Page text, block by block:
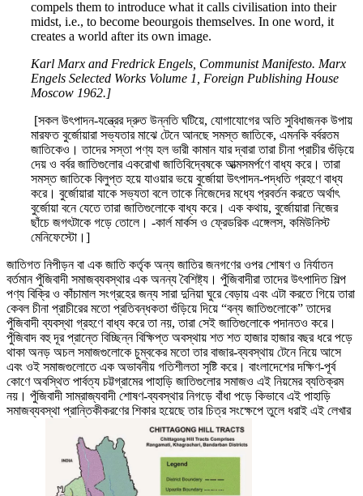
compels them to introduce what it calls civilisation into their
midst, i.e., to become beourgois themselves. In one word, it
creates a world after its own image.
Karl Marx and Fredrick Engels, Communist Manifesto. Marx
Engels Selected Works Volume 1, Foreign Publishing House
Moscow 1962.]
[সকল উৎপাদন-যন্ত্রের দ্রুত উন্নতি ঘটিয়ে, যোগাযোগের অতি সুবিধাজনক উপায়
মারফত বুর্জোয়ারা সভ্যতার মাঝে টেনে আনছে সমস্ত জাতিকে, এমনকি বর্বরতম
জাতিকেও। তাদের সস্তা পণ্য হল ভারী কামান যার দ্বারা তারা চীনা প্রাচীর গুঁড়িয়ে
দেয় ও বর্বর জাতিগুলোর একরোখা জাতিবিদ্বেষকে আত্মসমর্পণে বাধ্য করে। তারা
সমস্ত জাতিকে বিলুপ্ত হয়ে যাওয়ার ভয়ে বুর্জোয়া উৎপাদন-পদ্ধতি গ্রহণে বাধ্য
করে। বুর্জোয়ারা যাকে সভ্যতা বলে তাকে নিজেদের মধ্যে প্রবর্তন করতে অর্থাৎ
বুর্জোয়া বনে যেতে তারা জাতিগুলোকে বাধ্য করে। এক কথায়, বুর্জোয়ারা নিজের
ছাঁচে জগৎটাকে গড়ে তোলে। -কার্ল মার্কস ও ফ্রেডরিক এঙ্গেলস, কমিউনিস্ট
মেনিফেস্টো।]
জাতিগত নিপীড়ন বা এক জাতি কর্তৃক অন্য জাতির জনগণের ওপর শোষণ ও নির্যাতন
বর্তমান পুঁজিবাদী সমাজব্যবস্থার এক অনন্য বৈশিষ্ট্য। পুঁজিবাদীরা তাদের উৎপাদিত শিল্প
পণ্য বিক্রি ও কাঁচামাল সংগ্রহের জন্য সারা দুনিয়া ঘুরে বেড়ায় এবং এটা করতে গিয়ে তারা
কেবল চীনা প্রাচীরের মতো প্রতিবন্ধকতা গুঁড়িয়ে দিয়ে “বন্য জাতিগুলোকে” তাদের
পুঁজিবাদী ব্যবস্থা গ্রহণে বাধ্য করে তা নয়, তারা সেই জাতিগুলোকে পদানতও করে।
পুঁজিবাদ বহু দূর প্রান্তে বিচ্ছিন্ন বিক্ষিপ্ত অবস্থায় শত শত হাজার হাজার বছর ধরে পড়ে
থাকা অনড় অচল সমাজগুলোকে চুম্বকের মতো তার বাজার-ব্যবস্থায় টেনে নিয়ে আসে
এবং ওই সমাজগুলোতে এক অভাবনীয় গতিশীলতা সৃষ্টি করে। বাংলাদেশের দক্ষিণ-পূর্ব
কোণে অবস্থিত পার্বত্য চট্টগ্রামের পাহাড়ি জাতিগুলোর সমাজও এই নিয়মের ব্যতিক্রম
নয়। পুঁজিবাদী সাম্রাজ্যবাদী শোষণ-ব্যবস্থার নিগড়ে বাঁধা পড়ে কিভাবে এই পাহাড়ি
সমাজব্যবস্থা প্রান্তিকীকরণের শিকার হয়েছে তার চিত্র সংক্ষেপে তুলে ধরাই এই লেখার